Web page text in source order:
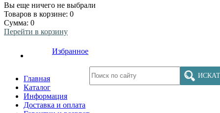
Вы еще ничего не выбрали
Товаров в корзине: 0
Сумма: 0
Перейти в корзину
Избранное
Главная
Каталог
Информация
Доставка и оплата